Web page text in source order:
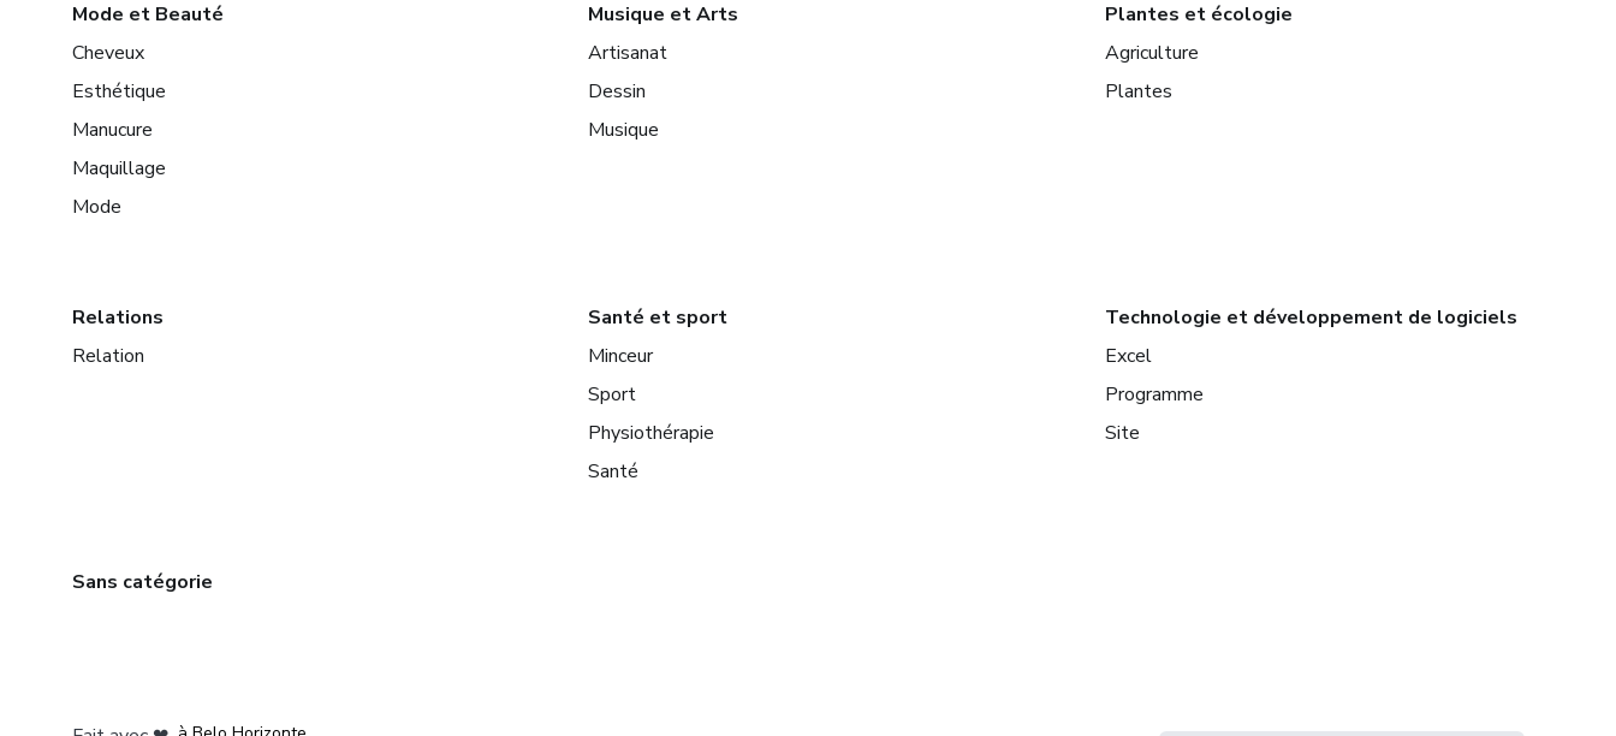
Mode et Beauté
Cheveux
Esthétique
Manucure
Maquillage
Mode
Musique et Arts
Artisanat
Dessin
Musique
Plantes et écologie
Agriculture
Plantes
Relations
Relation
Santé et sport
Minceur
Sport
Physiothérapie
Santé
Technologie et développement de logiciels
Excel
Programme
Site
Sans catégorie
à Belo Horizonte